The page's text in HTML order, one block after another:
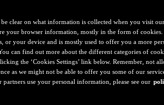
clear on what information is collected when you visit
your browser information, mostly in the form of cookies.
your device and is mostly used to offer you a more
can find out more about the different categories of
the ‘Cookies Settings’ link below. Remember, not
as we might not be able to offer you some of our
use your personal information, please see our